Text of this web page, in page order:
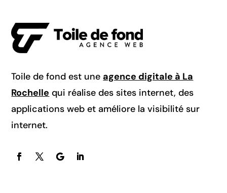
Toile de fond est une agence digitale à La
Rochelle qui réalise des sites internet, des
applications web et améliore la visibilité sur
internet.